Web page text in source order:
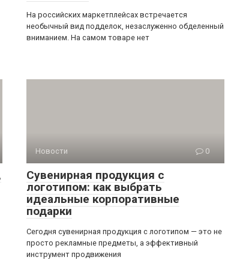
На российских маркетплейсах встречается
необычный вид подделок, незаслуженно обделенный
вниманием. На самом товаре нет
Новости 0
Сувенирная продукция с
логотипом: как выбрать
идеальные корпоративные
подарки
Сегодня сувенирная продукция с логотипом — это не
просто рекламные предметы, а эффективный
инструмент продвижения